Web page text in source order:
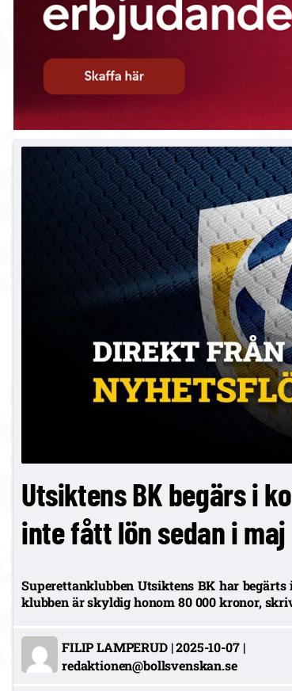
Utsiktens BK begärs i
inte fått lön sedan i maj
Superettanklubben Utsiktens BK har
klubben är skyldig honom 80 000 kronor,
FILIP LAMPERUD|2025-10-07|
redaktionen@bollsvenskan.se